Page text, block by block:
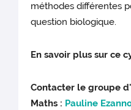
méthodes différentes
question biologique.
En savoir plus sur ce
Contacter le groupe
Maths : Pauline